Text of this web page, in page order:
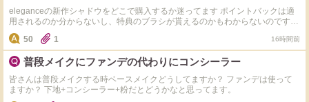
eleganceの新作シャドウをどこで購入するか迷ってます ポイントバックは適
用されるのか分からないし、特典のブラシが貰えるのかもわからないのですが
詳しい方いらっしゃいますか？ なるべくお得に購入したいと思っています
50 1 16時間前
普段メイクにファンデの代わりにコンシーラー
皆さんは普段メイクする時ベースメイクどうしてますか？ ファンデは使って
ますか？ 下地+コンシーラー+粉だとどうかなと思ってます。